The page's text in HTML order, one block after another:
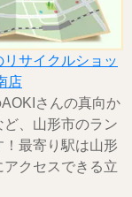
リサイクルショッ
店
さんの真向か
、山形市のラン
！最寄り駅は山形
クセスできる立